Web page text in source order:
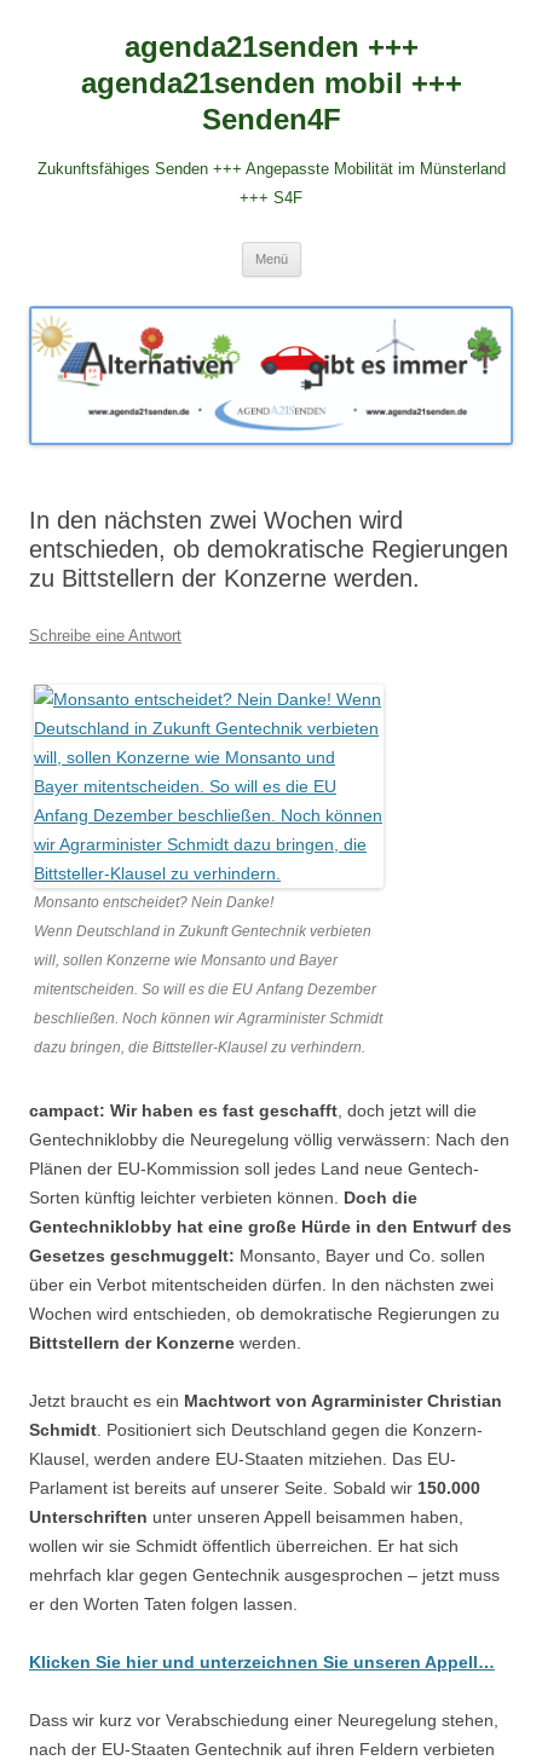
agenda21senden +++
agenda21senden mobil +++
Senden4F
Zukunftsfähiges Senden +++ Angepasste Mobilität im Münsterland
+++ S4F
Menü
In den nächsten zwei Wochen wird
entschieden, ob demokratische Regierungen
zu Bittstellern der Konzerne werden.
Schreibe eine Antwort
Monsanto entscheidet? Nein Danke!
Wenn Deutschland in Zukunft Gentechnik verbieten
will, sollen Konzerne wie Monsanto und Bayer
mitentscheiden. So will es die EU Anfang Dezember
beschließen. Noch können wir Agrarminister Schmidt
dazu bringen, die Bittsteller-Klausel zu verhindern.
campact: Wir haben es fast geschafft , doch jetzt will die
Gentechniklobby die Neuregelung völlig verwässern: Nach den
Plänen der EU-Kommission soll jedes Land neue Gentech-
Sorten künftig leichter verbieten können. Doch die
Gentechniklobby hat eine große Hürde in den Entwurf des
Gesetzes geschmuggelt: Monsanto, Bayer und Co. sollen
über ein Verbot mitentscheiden dürfen. In den nächsten zwei
Wochen wird entschieden, ob demokratische Regierungen zu
Bittstellern der Konzerne werden.
Jetzt braucht es ein Machtwort von Agrarminister Christian
Schmidt . Positioniert sich Deutschland gegen die Konzern-
Klausel, werden andere EU-Staaten mitziehen. Das EU-
Parlament ist bereits auf unserer Seite. Sobald wir 150.000
Unterschriften unter unseren Appell beisammen haben,
wollen wir sie Schmidt öffentlich überreichen. Er hat sich
mehrfach klar gegen Gentechnik ausgesprochen – jetzt muss
er den Worten Taten folgen lassen.
Klicken Sie hier und unterzeichnen Sie unseren Appell…
Dass wir kurz vor Verabschiedung einer Neuregelung stehen,
nach der EU-Staaten Gentechnik auf ihren Feldern verbieten